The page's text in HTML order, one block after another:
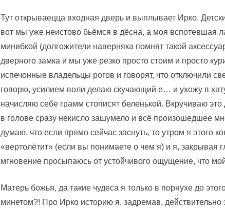
Тут открываецца входная дверь и выплывает Ирко.
вот мы уже неистово бьёмся в дёсна, а моя вспотевшая
минибкой (долгожители наверняка помнят такой
дверного замка и мы уже резко просто стоим и просто
испечонные владельцы рогов и говорят, что отключили
говорю, усилием воли делаю скучающий е… и ухожу в
начисляю себе грамм стописят беленькой. Вкручиваю
в голове сразу некисло зашумело и всё произошедшее
думаю, что если прямо сейчас заснуть, то утром я этого
«вертолётит» (если вы понимаете о чем я) и я, закрывая
мгновение просыпаюсь от устойчивого ощущение, что
Матерь божья, да такие чудеса я только в порнухе до
минетом?! Про Ирко историю я, задремав,